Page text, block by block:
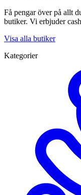
Få pengar över på allt
butiker. Vi erbjuder
Visa alla butiker
Kategorier